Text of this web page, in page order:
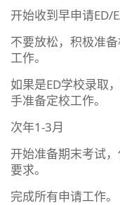
开始收到早申请ED/
不要放松，积极准
工作。
如果是ED学校录取
手准备定校工作。
次年1-3月
开始准备期末考试
要求。
完成所有申请工作。